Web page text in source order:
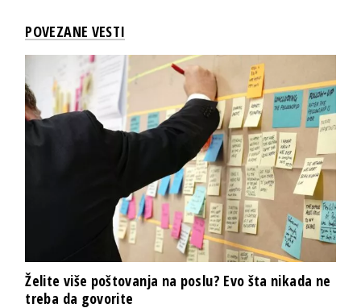
POVEZANE VESTI
Želite više poštovanja na poslu? Evo šta nikada ne
treba da govorite